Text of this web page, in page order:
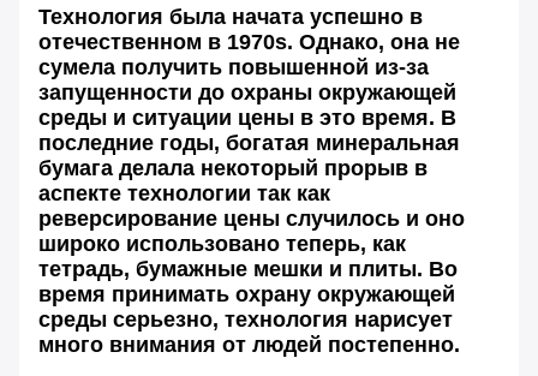
Технология была начата успешно в
отечественном в 1970s. Однако, она не
сумела получить повышенной из-за
запущенности до охраны окружающей
среды и ситуации цены в это время. В
последние годы, богатая минеральная
бумага делала некоторый прорыв в
аспекте технологии так как
реверсирование цены случилось и оно
широко использовано теперь, как
тетрадь, бумажные мешки и плиты. Во
время принимать охрану окружающей
среды серьезно, технология нарисует
много внимания от людей постепенно.